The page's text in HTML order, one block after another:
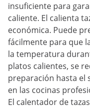
insuficiente para
caliente. El calienta
económica. Puede
fácilmente para que
la temperatura
platos calientes, se
preparación hasta el
en las cocinas
El calentador de